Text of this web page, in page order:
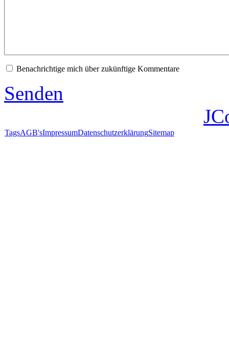
Benachrichtige mich über zukünftige Kommentare
Senden
TagsAGB'sImpressumDatenschutzerklärungSitemap